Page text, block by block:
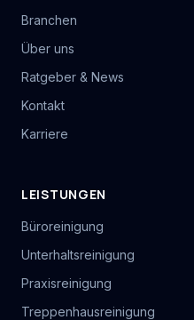
Branchen
Über uns
Ratgeber & News
Kontakt
Karriere
LEISTUNGEN
Büroreinigung
Unterhaltsreinigung
Praxisreinigung
Treppenhausreinigung